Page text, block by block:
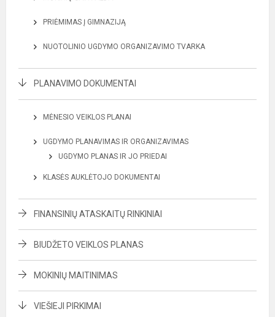
PRIĖMIMAS Į GIMNAZIJĄ
NUOTOLINIO UGDYMO ORGANIZAVIMO TVARKA
PLANAVIMO DOKUMENTAI
MĖNESIO VEIKLOS PLANAI
UGDYMO PLANAVIMAS IR ORGANIZAVIMAS
UGDYMO PLANAS IR JO PRIEDAI
KLASĖS AUKLĖTOJO DOKUMENTAI
FINANSINIŲ ATASKAITŲ RINKINIAI
BIUDŽETO VEIKLOS PLANAS
MOKINIŲ MAITINIMAS
VIEŠIEJI PIRKIMAI